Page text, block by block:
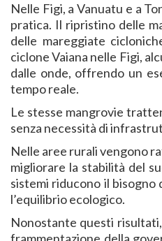
Nelle Figi, a Vanuatu e a
pratica. Il ripristino delle
delle mareggiate
ciclone Vaiana nelle Figi,
dalle onde, offrendo un
tempo reale.
Le stesse mangrovie
senza necessità di
Nelle aree rurali vengono
migliorare la stabilità del
sistemi riducono il
l’equilibrio ecologico.
Nonostante questi